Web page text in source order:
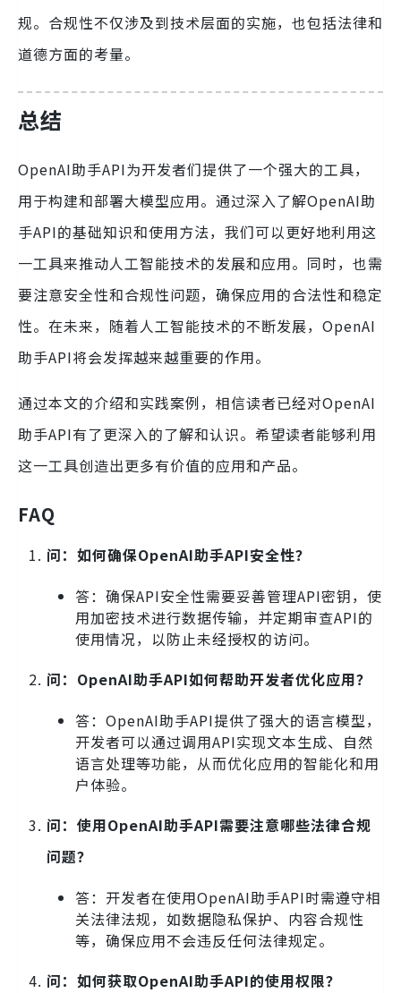
规。合规性不仅涉及到技术层面的实施，也包括法律和
道德方面的考量。
总结
OpenAI助手API为开发者们提供了一个强大的工具，
用于构建和部署大模型应用。通过深入了解OpenAI助
手API的基础知识和使用方法，我们可以更好地利用这
一工具来推动人工智能技术的发展和应用。同时，也需
要注意安全性和合规性问题，确保应用的合法性和稳定
性。在未来，随着人工智能技术的不断发展，OpenAI
助手API将会发挥越来越重要的作用。
通过本文的介绍和实践案例，相信读者已经对OpenAI
助手API有了更深入的了解和认识。希望读者能够利用
这一工具创造出更多有价值的应用和产品。
FAQ
问：如何确保OpenAI助手API安全性？
答：确保API安全性需要妥善管理API密钥，使
用加密技术进行数据传输，并定期审查API的
使用情况，以防止未经授权的访问。
问：OpenAI助手API如何帮助开发者优化应用？
答：OpenAI助手API提供了强大的语言模型，
开发者可以通过调用API实现文本生成、自然
语言处理等功能，从而优化应用的智能化和用
户体验。
问：使用OpenAI助手API需要注意哪些法律合规
问题？
答：开发者在使用OpenAI助手API时需遵守相
关法律法规，如数据隐私保护、内容合规性
等，确保应用不会违反任何法律规定。
问：如何获取OpenAI助手API的使用权限？